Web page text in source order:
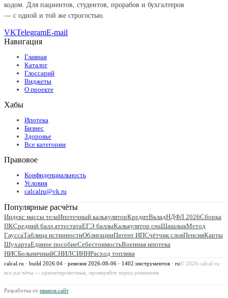
кодом. Для пациентов, студентов, прорабов и бухгалтеров
— с одной и той же строгостью.
VKTelegramE-mail
Навигация
Главная
Каталог
Глоссарий
Виджеты
О проекте
Хабы
Ипотека
Бизнес
Здоровье
Все категории
Правовое
Конфиденциальность
Условия
calcalru@vk.ru
Популярные расчёты
Индекс массы телаИпотечный калькуляторКредитВкладНДФЛ 2026Сборка
ПКСредний балл аттестатаЕГЭ баллыКалькулятор снаШашлыкМетод
ГауссаТаблица истинностиОблигацииПатент ИПСчётчик словПенсияКарты
ШухартаЕдиное пособиеСебестоимостьВоенная ипотека
НИСБольничныйСНИЛСИННРасход топлива
calcal.ru · build 2026.04 · ревизия 2026-08-06 · 1402 инструментов · ru© 2026 calcal.ru ·
все расчёты — ориентировочные, проверяйте перед решением
Разработка от иванов.сайт